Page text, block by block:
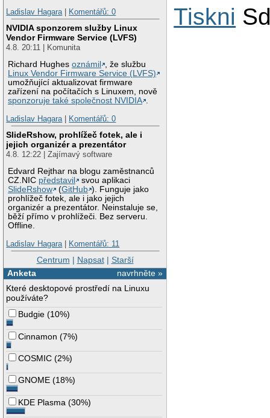
Ladislav Hagara| Komentářů: 0
NVIDIA sponzorem služby Linux
Vendor Firmware Service (LVFS)
4.8. 20:11 | Komunita
Richard Hughesoznámil
, že službu
Linux Vendor Firmware Service (LVFS)
umožňující aktualizovat firmware
zařízení na počítačích s Linuxem, nově
sponzoruje také společnost NVIDIA .
Ladislav Hagara| Komentářů: 0
SlideRshow, prohlížeč fotek, ale i
jejich organizér a prezentátor
4.8. 12:22 | Zajímavý software
Edvard Rejthar na blogu zaměstnanců
CZ.NIC představil
svou aplikaci
SlideRshow
(GitHub ). Funguje jako
prohlížeč fotek, ale i jako jejich
organizér a prezentátor. Neinstaluje se,
běží přímo v prohlížeči. Bez serveru.
Offline.
Ladislav Hagara| Komentářů: 11
Centrum | Napsat| Starší
navrhněte »
Anketa
Které desktopové prostředí na Linuxu
používáte?
Budgie (10%)
Cinnamon (7%)
COSMIC (2%)
GNOME (18%)
KDE Plasma (30%)
Tiskni